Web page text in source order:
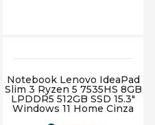
Notebook Lenovo IdeaPad
Slim 3 Ryzen 5 7535HS 8GB
LPDDR5 512GB SSD 15.3"
Windows 11 Home Cinza